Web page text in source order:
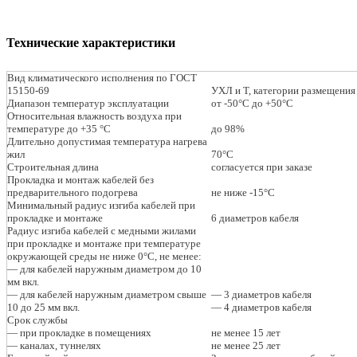
Технические характеристики
Вид климатического исполнения по ГОСТ
15150-69
УХЛ и Т, категории
Диапазон температур эксплуатации
от -50°С до +50°С
Относительная влажность воздуха при
температуре до +35 °С
до 98%
Длительно допустимая температура нагрева
жил
70°С
Строительная длина
согласуется при заказе
Прокладка и монтаж кабелей без
предварительного подогрева
не ниже -15°С
Минимальный радиус изгиба кабелей при
прокладке и монтаже
6 диаметров кабеля
Радиус изгиба кабелей с медными жилами
при прокладке и монтаже при температуре
окружающей среды не ниже 0°С, не менее:
— для кабелей наружным диаметром до 10
мм вкл.
— для кабелей наружным диаметром свыше
10 до 25 мм вкл.
— 3 диаметров кабеля
— 4 диаметров кабеля
Срок службы
— при прокладке в помещениях
— каналах, туннелях
не менее 15 лет
не менее 25 лет